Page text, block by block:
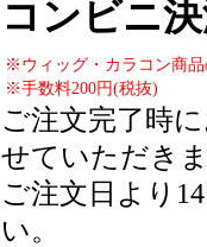
コンビニ
※ウィッグ・カラコン商
※手数料200円(税抜)
ご注文完了時
せていただき
ご注文日より
い。